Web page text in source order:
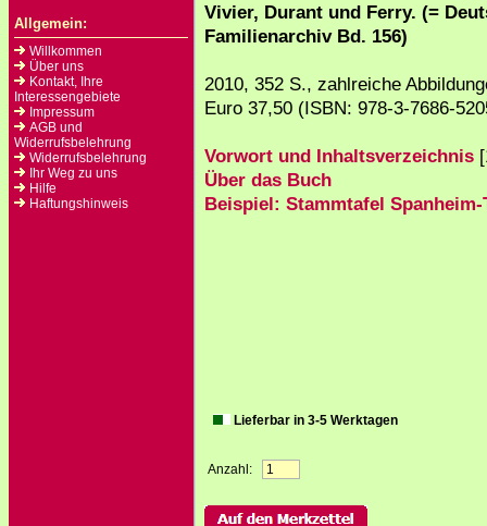
Allgemein:
Willkommen
Über uns
Kontakt, Ihre
Interessengebiete
Impressum
AGB und
Widerrufsbelehrung
Widerrufsbelehrung
Ihr Weg zu uns
Hilfe
Haftungshinweis
Vivier, Durant und Ferry. (=
Familienarchiv Bd. 156)
2010, 352 S., zahlreiche
Euro 37,50 (ISBN: 978-3-7686-
Vorwort und Inhaltsverzeichnis
Über das Buch
Beispiel: Stammtafel Spanheim-
Lieferbar in 3-5 Werktagen
Anzahl: